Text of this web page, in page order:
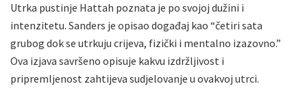
Utrka pustinje Hattah poznata je po svojoj dužini i
intenzitetu. Sanders je opisao događaj kao “četiri sata
grubog dok se utrkuju crijeva, fizički i mentalno izazovno.”
Ova izjava savršeno opisuje kakvu izdržljivost i
pripremljenost zahtijeva sudjelovanje u ovakvoj utrci.